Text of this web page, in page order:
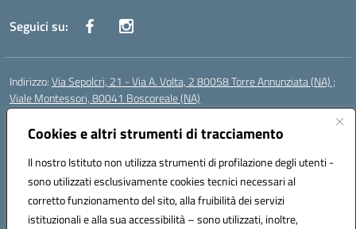
Cookies e altri strumenti di tracciamento
Il nostro Istituto non utilizza strumenti di profilazione degli utenti -
sono utilizzati esclusivamente cookies tecnici necessari al
corretto funzionamento del sito, alla fruibilità dei servizi
istituzionali e alla sua accessibilità – sono utilizzati, inoltre,
Seguici su:
Indirizzo:Via Sepolcri, 21 - Via A. Volta, 2 80058 Torre Annunziata (NA) ;
Viale Montessori, 80041 Boscoreale (NA)
Centralino:
Posta elettronica certificata (PEC):nais04100b@pec.istruzione.it
Codice fiscale: 82008750638
Codice meccanografico:NAIS04100B
Codice Indice delle Pubbliche Amministrazioni (IPA): istsc_nais04100b
Codice unico di fatturazione (CUF): UFELOU